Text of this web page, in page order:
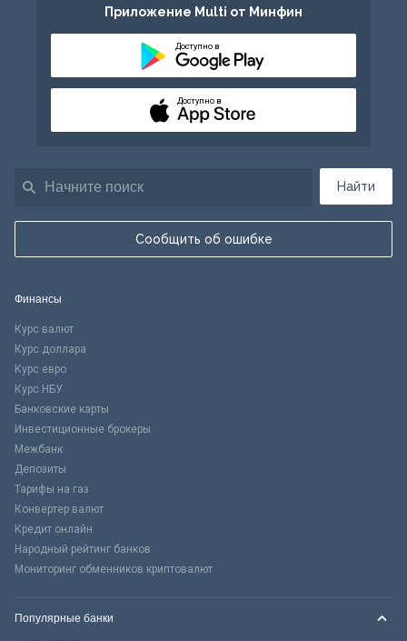
Найти
Сообщить об ошибке
Приложение Multi от Минфин
Доступно в
Доступно в
Финансы
Курс валют
Курс доллара
Курс евро
Курс НБУ
Банковские карты
Инвестиционные брокеры
Межбанк
Депозиты
Тарифы на газ
Конвертер валют
Кредит онлайн
Народный рейтинг банков
Мониторинг обменников криптовалют
Популярные банки